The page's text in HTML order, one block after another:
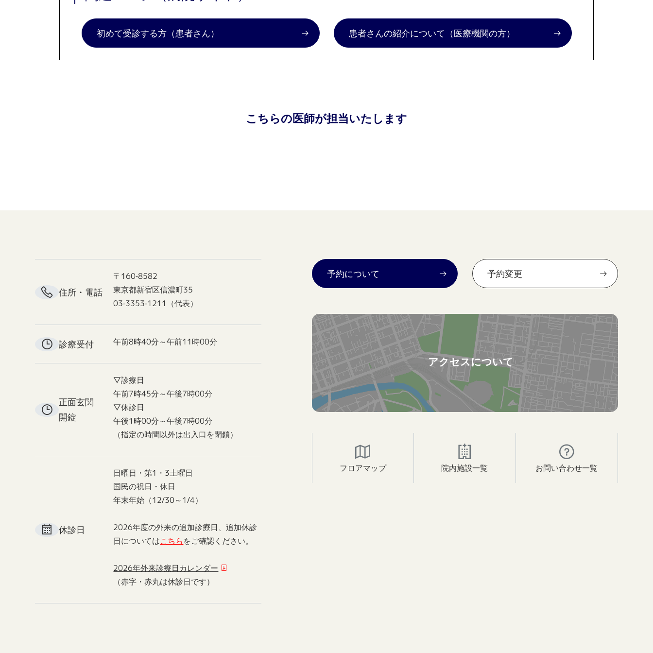
初めて受診する方（患者さん） 患者さんの紹介について （医療機関の方）
こちらの医師が担当いたします
住所・電話
〒160-8582
東京都新宿区信濃町35
03-3353-1211（代表）
診療受付 午前8時40分～午前11時00分
正面玄関
開錠
▽診療日
午前7時45分～午後7時00分
▽休診日
午後1時00分～午後7時00分
（指定の時間以外は出入口を閉鎖）
休診日
日曜日・第1・3土曜日
国民の祝日・休日
年末年始（12/30～1/4）
2026年度の外来の追加診療日、追加休診
日についてはこちらをご確認ください。
2026年外来診療日カレンダー
（赤字・赤丸は休診日です）
予約について 予約変更
アクセスについて
フロアマップ 院内施設一覧 お問い合わせ一覧